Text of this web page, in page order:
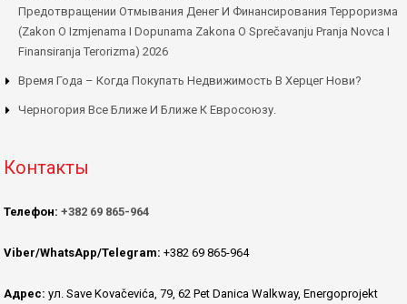
Предотвращении Отмывания Денег И Финансирования Терроризма
(Zakon O Izmjenama I Dopunama Zakona O Sprečavanju Pranja Novca I
Finansiranja Terorizma) 2026
Время Года – Когда Покупать Недвижимость В Херцег Нови?
Черногория Все Ближе И Ближе К Евросоюзу.
Контакты
Телефон: +382 69 865-964
Viber/WhatsApp/Telegram: +382 69 865-964
Адрес: ул. Save Kovačevića, 79, 62 Pet Danica Walkway, Energoprojekt